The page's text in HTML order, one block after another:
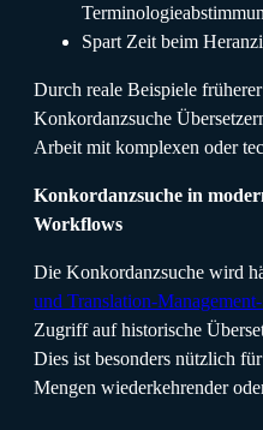
Spart Zeit beim
Durch reale Beispiele
Konkordanzsuche
Arbeit mit komplexen oder
Konkordanzsuche in
Workflows
Die Konkordanzsuche wird
und Translation-
Zugriff auf historische
Dies ist besonders nützlich
Mengen wiederkehrender